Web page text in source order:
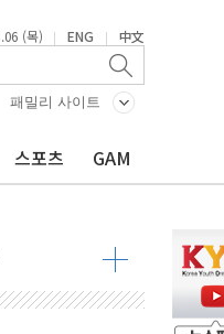
(목) | ENG | 中文
패밀리 사이트
스포츠 GAM
·앱러빈↓